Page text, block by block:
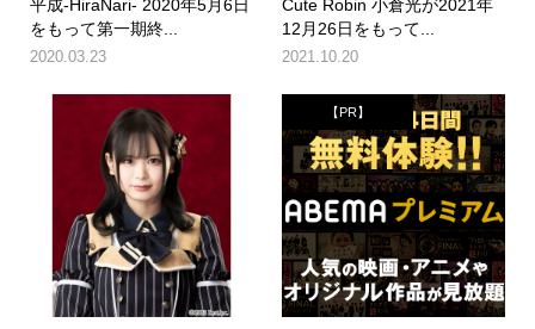
平成-HiraNari- 2020年5月6日
をもって第一期終...
2020.03.23
Cute Robin 小倉光が2021年
12月26日をもって...
2021.10.20
【PR】